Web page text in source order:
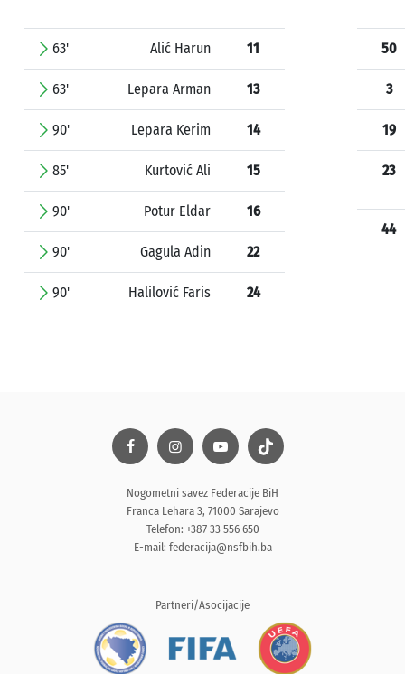
63' Alić Harun 11
63' Lepara Arman 13
90' Lepara Kerim 14
85' Kurtović Ali 15
90' Potur Eldar 16
90' Gagula Adin 22
90' Halilović Faris 24
50
3
19
23
44
Nogometni savez Federacije BiH
Franca Lehara 3, 71000 Sarajevo
Telefon: +387 33 556 650
E-mail: federacija@nsfbih.ba
Partneri/Asocijacije